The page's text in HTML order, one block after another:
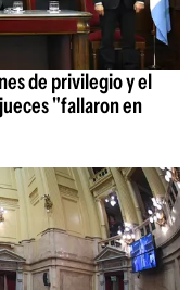
de privilegio y el
"fallaron en